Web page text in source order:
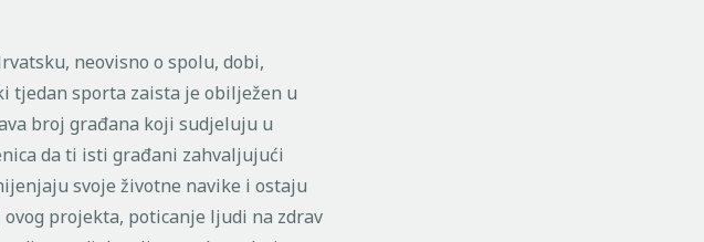
neovisno o spolu, dobi,
tjedan sporta zaista je obilježen u
broj građana koji sudjeluju u
da ti isti građani zahvaljujući
svoje životne navike i ostaju
projekta, poticanje ljudi na zdrav